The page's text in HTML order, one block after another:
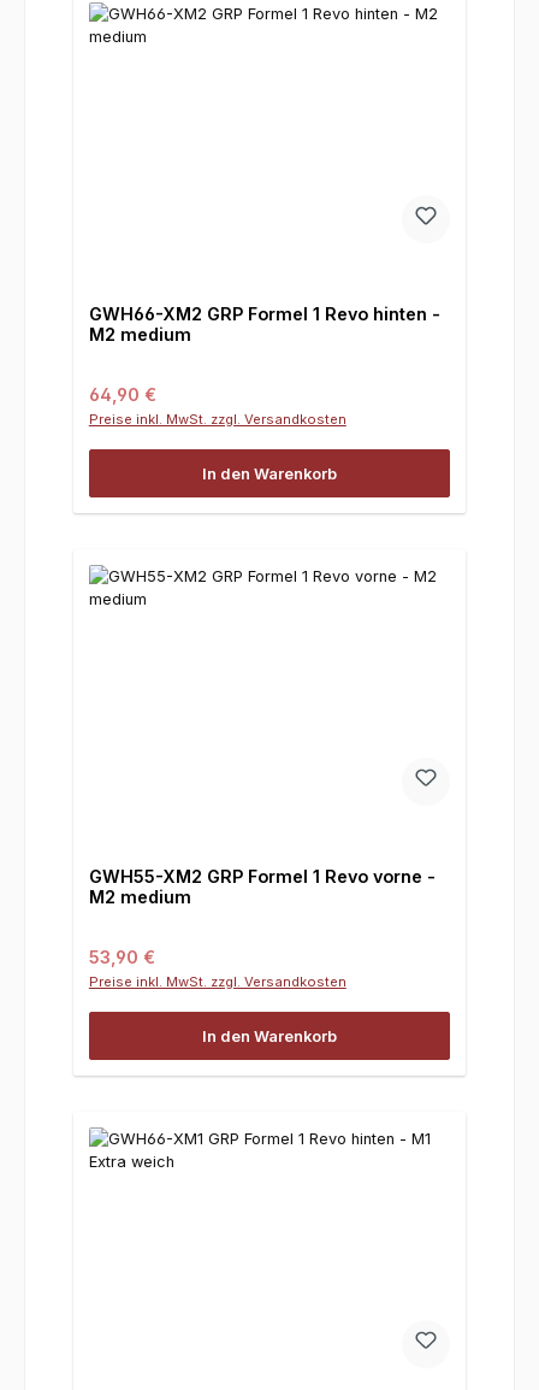
GWH66-XM2 GRP Formel 1 Revo hinten -
M2 medium
Regulärer Preis:
64,90 €
Preise inkl. MwSt. zzgl. Versandkosten
In den Warenkorb
GWH55-XM2 GRP Formel 1 Revo vorne -
M2 medium
Regulärer Preis:
53,90 €
Preise inkl. MwSt. zzgl. Versandkosten
In den Warenkorb